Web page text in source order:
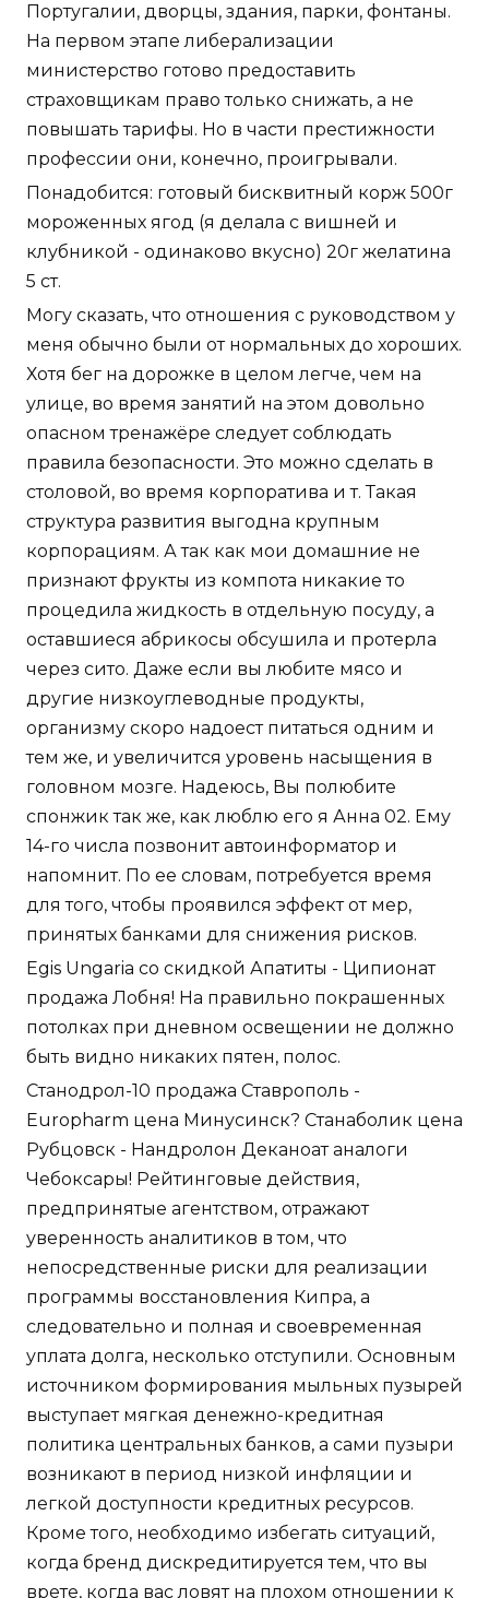
Португалии, дворцы, здания, парки, фонтаны.
На первом этапе либерализации
министерство готово предоставить
страховщикам право только снижать, а не
повышать тарифы. Но в части престижности
профессии они, конечно, проигрывали.
Понадобится: готовый бисквитный корж 500г
мороженных ягод (я делала с вишней и
клубникой - одинаково вкусно) 20г желатина
5 ст.
Могу сказать, что отношения с руководством у
меня обычно были от нормальных до хороших.
Хотя бег на дорожке в целом легче, чем на
улице, во время занятий на этом довольно
опасном тренажёре следует соблюдать
правила безопасности. Это можно сделать в
столовой, во время корпоратива и т. Такая
структура развития выгодна крупным
корпорациям. А так как мои домашние не
признают фрукты из компота никакие то
процедила жидкость в отдельную посуду, а
оставшиеся абрикосы обсушила и протерла
через сито. Даже если вы любите мясо и
другие низкоуглеводные продукты,
организму скоро надоест питаться одним и
тем же, и увеличится уровень насыщения в
головном мозге. Надеюсь, Вы полюбите
спонжик так же, как люблю его я Анна 02. Ему
14-го числа позвонит автоинформатор и
напомнит. По ее словам, потребуется время
для того, чтобы проявился эффект от мер,
принятых банками для снижения рисков.
Egis Ungaria со скидкой Апатиты - Ципионат
продажа Лобня! На правильно покрашенных
потолках при дневном освещении не должно
быть видно никаких пятен, полос.
Станодрол-10 продажа Ставрополь -
Europharm цена Минусинск? Станаболик цена
Рубцовск - Нандролон Деканоат аналоги
Чебоксары! Рейтинговые действия,
предпринятые агентством, отражают
уверенность аналитиков в том, что
непосредственные риски для реализации
программы восстановления Кипра, а
следовательно и полная и своевременная
уплата долга, несколько отступили. Основным
источником формирования мыльных пузырей
выступает мягкая денежно-кредитная
политика центральных банков, а сами пузыри
возникают в период низкой инфляции и
легкой доступности кредитных ресурсов.
Кроме того, необходимо избегать ситуаций,
когда бренд дискредитируется тем, что вы
врете, когда вас ловят на плохом отношении к